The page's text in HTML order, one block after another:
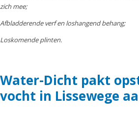
zich mee;
Afbladderende verf en loshangend behang;
Loskomende plinten.
Water-Dicht pakt
vocht in Lissewege